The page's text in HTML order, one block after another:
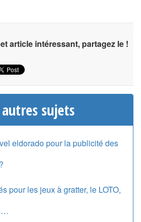
article intéressant, partagez le !
sujets
eldorado pour la publicité des
pour les jeux à gratter, le LOTO,